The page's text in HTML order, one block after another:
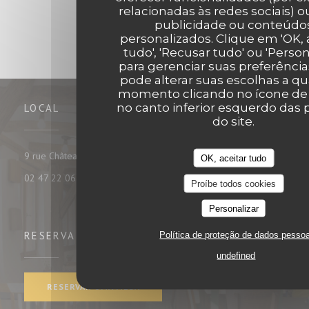
relacionadas às redes sociais)
publicidade ou
personalizados. Clique em 'OK,
tudo', 'Recusar tudo' ou
para gerenciar suas
pode alterar suas escolhas a
momento clicando no ícone
no canto inferior esquerdo das
do site.
OK, aceitar tudo
Proíbe todos cookies
Personalizar
Política de proteção de dados
undefined
LOCAL
9 rue Châteauneuf 37000 tours
((abre numa nova janela))
02 47 22 06 35
RESERVA
RESERVAR UMA MESA